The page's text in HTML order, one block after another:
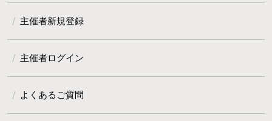
主催者新規登録
主催者ログイン
よくあるご質問